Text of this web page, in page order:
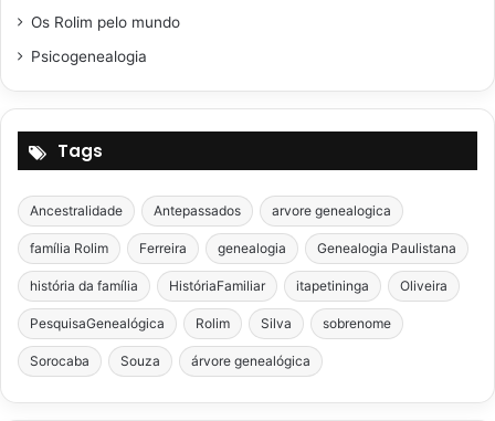
Os Rolim pelo mundo
Psicogenealogia
Tags
Ancestralidade Antepassados arvore genealogica
família Rolim Ferreira genealogia Genealogia Paulistana
história da família HistóriaFamiliar itapetininga Oliveira
PesquisaGenealógica Rolim Silva sobrenome
Sorocaba Souza árvore genealógica